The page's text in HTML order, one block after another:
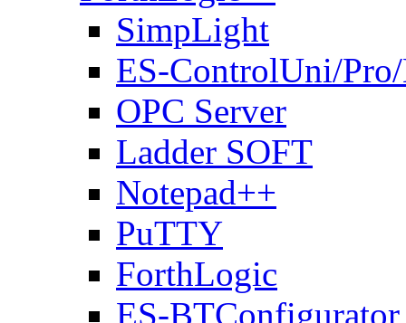
SimpLight
ES-ControlUni/
OPC Server
Ladder SOFT
Notepad++
PuTTY
ForthLogic
ES-BTConfigurator